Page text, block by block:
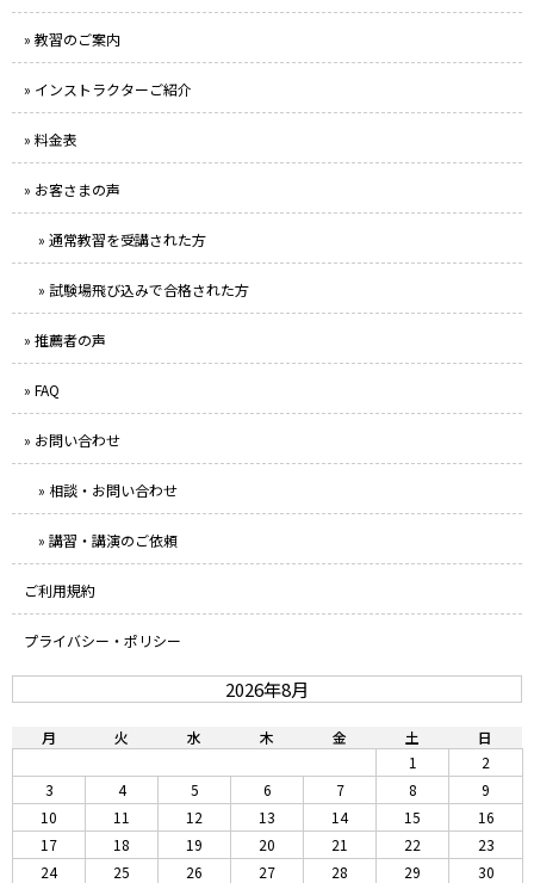
» 教習のご案内
» インストラクターご紹介
» 料金表
» お客さまの声
» 通常教習を受講された方
» 試験場飛び込みで合格された方
» 推薦者の声
» FAQ
» お問い合わせ
» 相談・お問い合わせ
» 講習・講演のご依頼
ご利用規約
プライバシー・ポリシー
2026年8月
月 火 水 木 金 土
日
1
2
3
4 5 6 7 8
9
10
11 12 13 14 15
16
17
18 19 20 21 22
23
24
25 26 27 28 29 30